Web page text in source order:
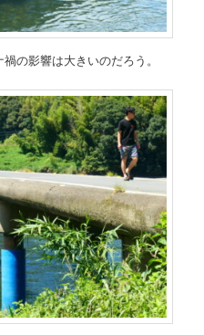
の影響は大きいのだろう。